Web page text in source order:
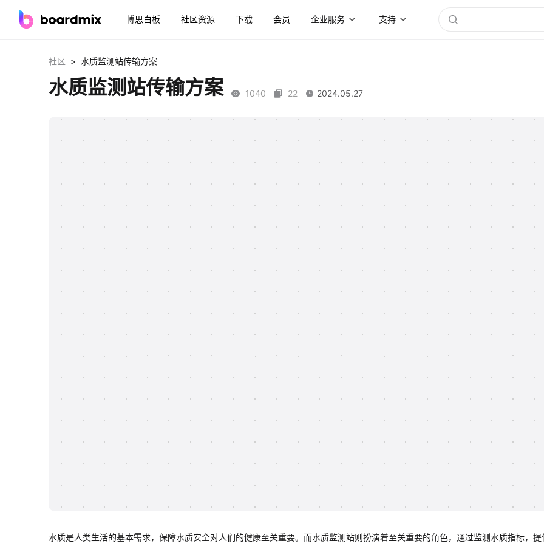
博思白板 社区资源 下载 会员 企业服务 支持
社区 > 水质监测站传输方案
水质监测站传输方案 1040 22 2024.05.27
水质是人类生活的基本需求，保障水质安全对人们的健康至关重要。而水质监测站则扮演着至关重要的角色，通过监测水质指标，提